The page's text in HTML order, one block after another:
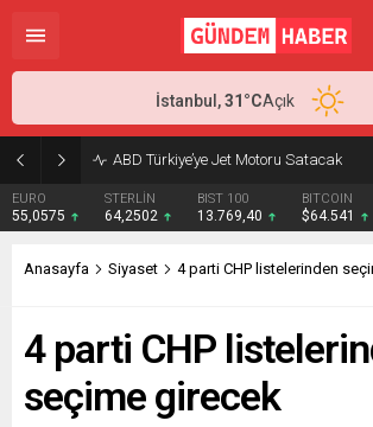
ABD Türkiye’ye Jet Motoru Satacak
EURO
55,0575
STERLİN
64,2502
BIST 100
13.769,40
BITCOIN
$64.541
İstanbul,31°CAçık
Anasayfa Siyaset 4 parti CHP listelerinden
4 parti CHP
seçime girecek